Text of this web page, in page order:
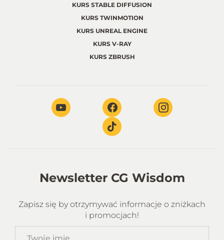
KURS STABLE DIFFUSION
KURS TWINMOTION
KURS UNREAL ENGINE
KURS V-RAY
KURS ZBRUSH
Newsletter CG Wisdom
Zapisz się by otrzymywać informacje o zniżkach
i promocjach!